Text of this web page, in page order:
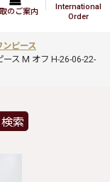
のご案内
International
Order
ンピース
ス M オフ H-26-06-22-
検索